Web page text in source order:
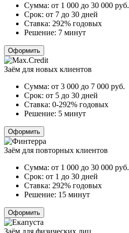
Сумма: от 1 000 до 30 000 руб.
Срок: от 7 до 30 дней
Ставка: 292% годовых
Решение: 7 минут
Оформить
Заём для новых клиентов
Сумма: от 3 000 до 7 000 руб.
Срок: от 5 до 30 дней
Ставка: 0-292% годовых
Решение: 5 минут
Оформить
Заём для повторных клиентов
Сумма: от 1 000 до 30 000 руб.
Срок: от 1 до 30 дней
Ставка: 292% годовых
Решение: 15 минут
Оформить
Заём для физических лиц